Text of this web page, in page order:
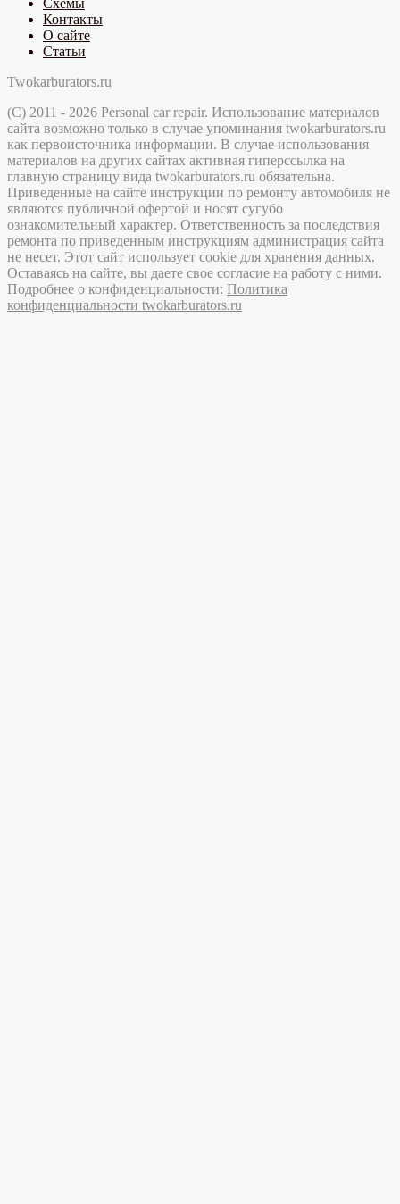
Контакты
О сайте
Статьи
Twokarburators.ru
(C) 2011 - 2026 Personal car repair. Использование материалов
сайта возможно только в случае упоминания twokarburators.ru
как первоисточника информации. В случае использования
материалов на других сайтах активная гиперссылка на
главную страницу вида twokarburators.ru обязательна.
Приведенные на сайте инструкции по ремонту автомобиля не
являются публичной офертой и носят сугубо
ознакомительный характер. Ответственность за последствия
ремонта по приведенным инструкциям администрация сайта
не несет. Этот сайт использует cookie для хранения данных.
Оставаясь на сайте, вы даете свое согласие на работу с ними.
Подробнее о конфиденциальности: Политика
конфиденциальности twokarburators.ru